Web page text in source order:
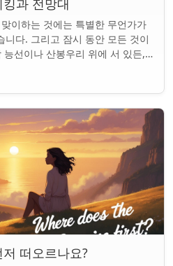
과 전망대
이하는 것에는 특별한 무언가가
니다. 그리고 잠시 동안 모든 것이
선이나 산봉우리 위에 서 있든,
떠오르나요?